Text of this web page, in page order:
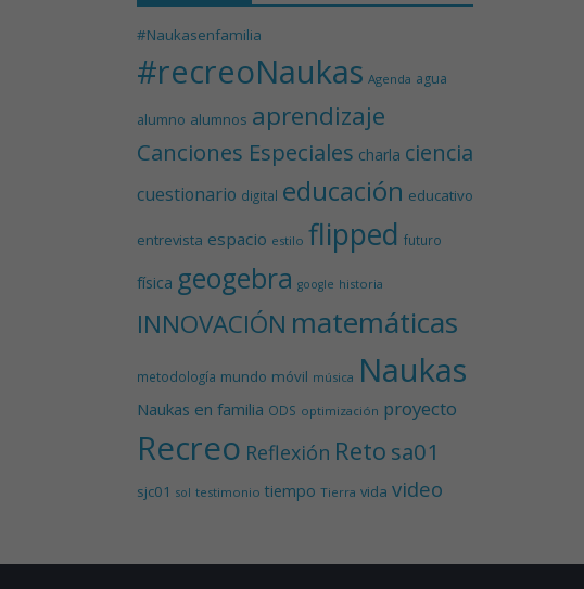
#Naukasenfamilia
#recreoNaukas Agenda agua
alumno alumnos aprendizaje
Canciones Especiales charla ciencia
cuestionario digital educación educativo
entrevista espacio estilo flipped futuro
física geogebra google historia
INNOVACIÓN matemáticas
metodología mundo móvil música Naukas
Naukas en familia ODS optimización proyecto
Recreo Reflexión Reto sa01
sjc01 sol testimonio tiempo Tierra vida video